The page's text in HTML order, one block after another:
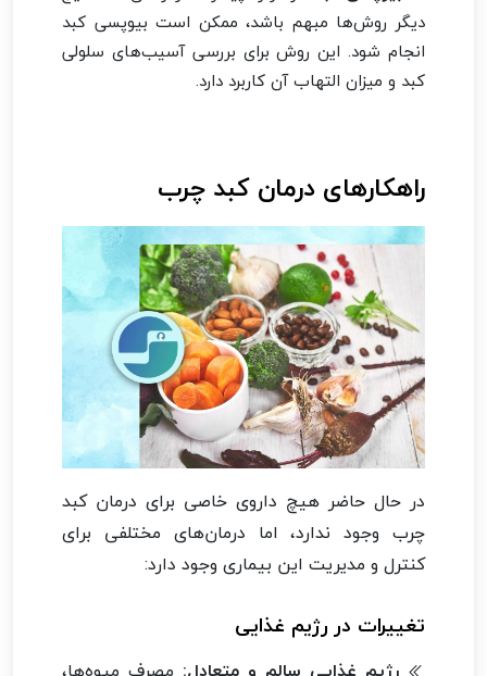
دیگر روش‌ها مبهم باشد، ممکن است بیوپسی کبد
انجام شود. این روش برای بررسی آسیب‌های سلولی
کبد و میزان التهاب آن کاربرد دارد.
راهکارهای درمان کبد چرب
در حال حاضر هیچ داروی خاصی برای درمان کبد
چرب وجود ندارد، اما درمان‌های مختلفی برای
کنترل و مدیریت این بیماری وجود دارد:
تغییرات در رژیم غذایی